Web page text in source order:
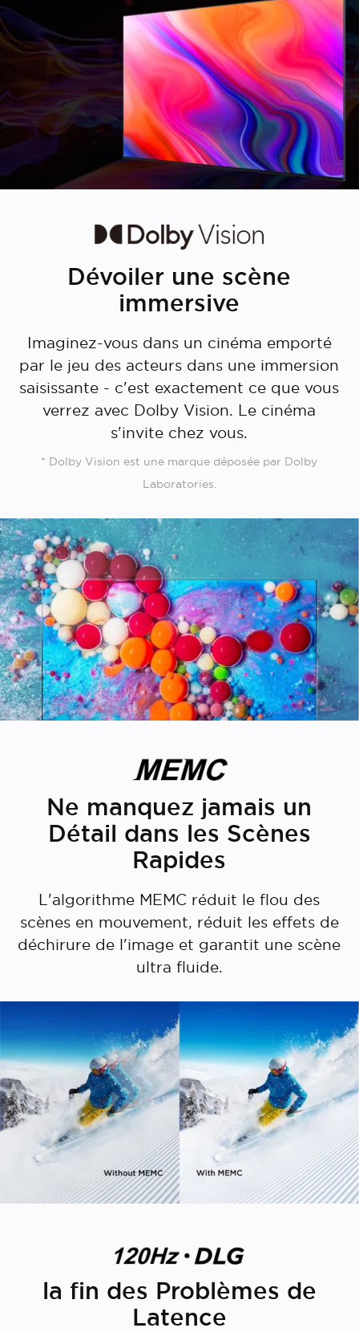
Dévoiler une scène
immersive
Imaginez-vous dans un cinéma emporté
par le jeu des acteurs dans une immersion
saisissante - c'est exactement ce que vous
verrez avec Dolby Vision. Le cinéma
s'invite chez vous.
* Dolby Vision est une marque déposée par Dolby
Laboratories.
Ne manquez jamais un
Détail dans les Scènes
Rapides
L'algorithme MEMC réduit le flou des
scènes en mouvement, réduit les effets de
déchirure de l'image et garantit une scène
ultra fluide.
la fin des Problèmes de
Latence